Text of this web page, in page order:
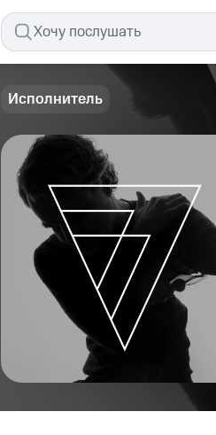
Исполнитель